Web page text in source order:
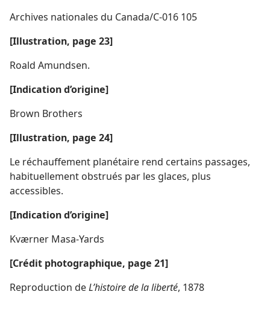
Archives nationales du Canada/C-016 105
[Illustration, page 23]
Roald Amundsen.
[Indication d’origine]
Brown Brothers
[Illustration, page 24]
Le réchauffement planétaire rend certains passages,
habituellement obstrués par les glaces, plus
accessibles.
[Indication d’origine]
Kværner Masa-Yards
[Crédit photographique, page 21]
Reproduction deL’histoire de la liberté, 1878